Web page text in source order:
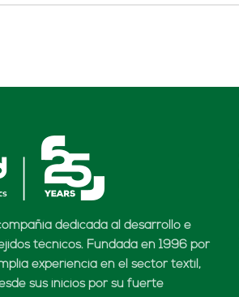
dedicada al desarrollo e
técnicos. Fundada en 1996 por
experiencia en el sector textil,
sus inicios por su fuerte